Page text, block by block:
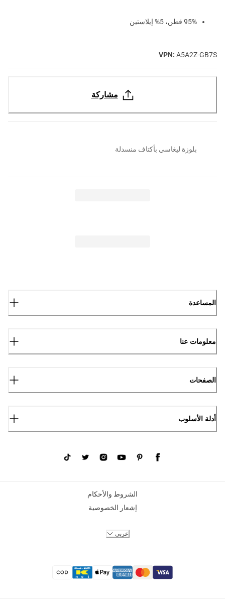
95% قطن، 5% إيلاستين
VPN: A5A2Z-GB7S
مشاركة
بلوزة ليغاسي بأكتاف منسدلة
المساعدة
معلومات عنا
الصفحات
أدلة الأسلوب
الشروط والأحكام
إشعار الخصوصية
عربي